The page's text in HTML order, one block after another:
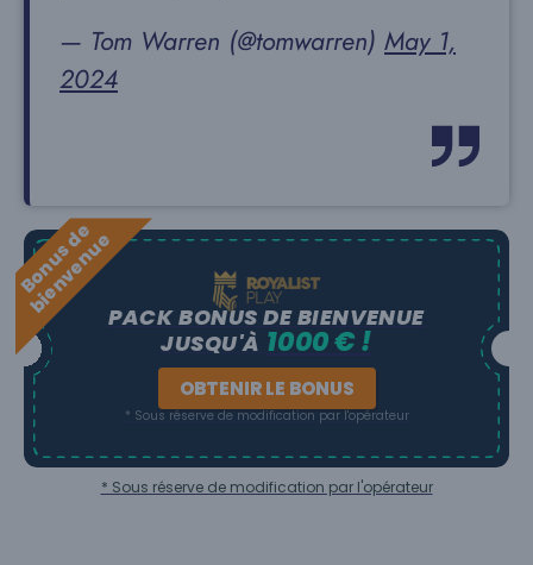
— Tom Warren (@tomwarren) May 1,
2024
B
o
n
u
s
d
e
b
i
e
n
v
e
n
u
ePACK BONUS DE BIENVENUE
JUSQU'À 1000 € !
OBTENIR LE BONUS
* Sous réserve de modification par l'opérateur
* Sous réserve de modification par l'opérateur